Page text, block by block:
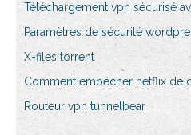
Téléchargement vpn sécurisé
Paramètres de sécurité
X-files torrent
Comment empêcher netflix de
Routeur vpn tunnelbear